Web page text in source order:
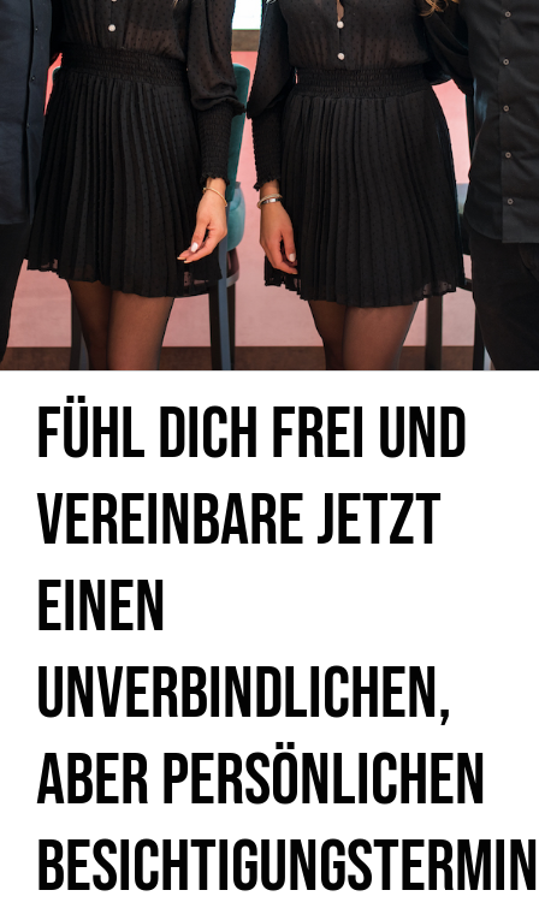
Fühl dich FREI und
vereinbare jetzt
einen
unverbindlichen,
aber persönlichen